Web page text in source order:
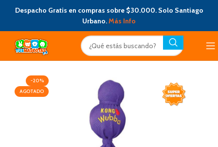
Despacho Gratis en compras sobre $30.000. Solo Santiago
Urbano.Más Info
-20%
AGOTADO